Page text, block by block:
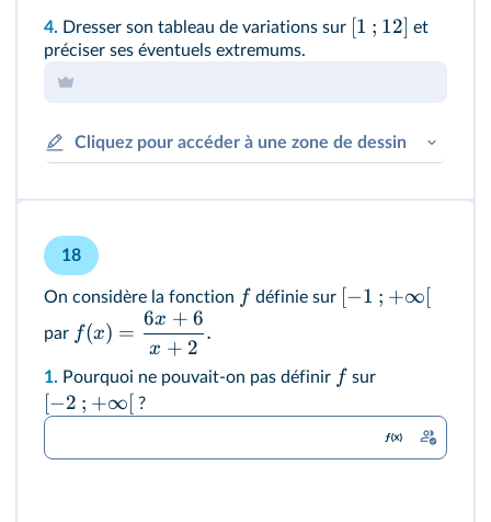
4. Dresser son tableau de variations sur [1 ; 12] et
préciser ses éventuels extremums.
Cliquez pour accéder à une zone de dessin
18
On considère la fonction f définie sur [−1 ; +∞[
par f(x) =
x + 2
6x + 6
.
1. Pourquoi ne pouvait-on pas définir f sur
[−2 ; +∞[ ?